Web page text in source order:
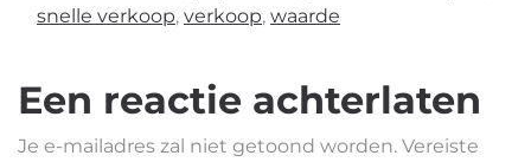
snelle verkoop, verkoop, waarde
Een reactie achterlaten
Je e-mailadres zal niet getoond worden. Vereiste